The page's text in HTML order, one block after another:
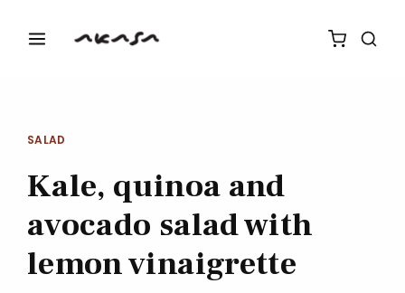
SALAD
Kale, quinoa and
avocado salad with
lemon vinaigrette